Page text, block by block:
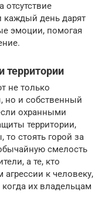
отсутствие
каждый день дарят
эмоции, помогая
территории
не только
но и собственный
охранными
территории,
стоять горой за
смелость
а те, кто
к человеку,
их владельцам